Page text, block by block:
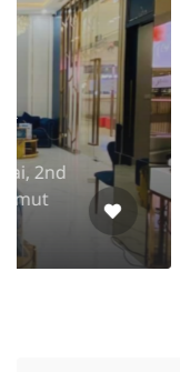
Believe
Whizdom
Khanong,
10600, Dao
Bangkok,